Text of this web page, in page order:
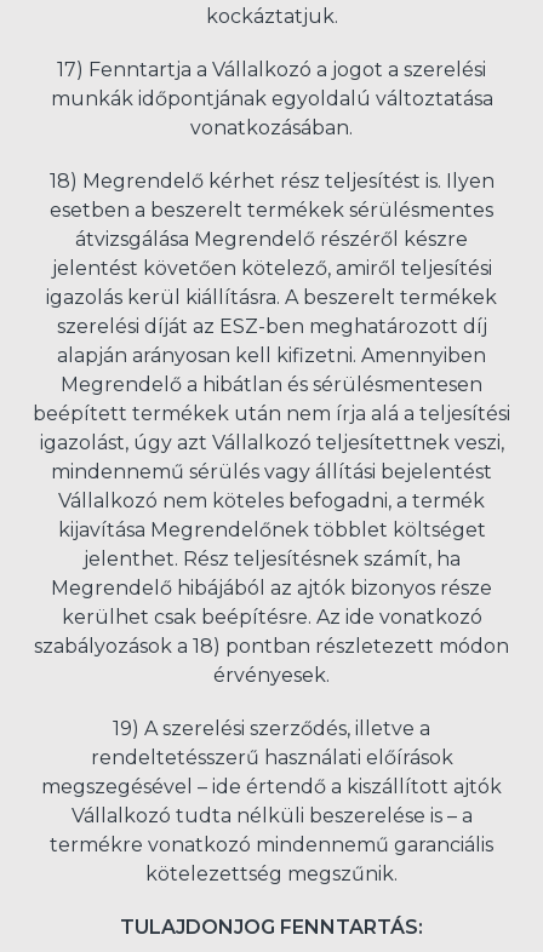
kockáztatjuk.
17) Fenntartja a Vállalkozó a jogot a szerelési
munkák időpontjának egyoldalú változtatása
vonatkozásában.
18) Megrendelő kérhet rész teljesítést is. Ilyen
esetben a beszerelt termékek sérülésmentes
átvizsgálása Megrendelő részéről készre
jelentést követően kötelező, amiről teljesítési
igazolás kerül kiállításra. A beszerelt termékek
szerelési díját az ESZ-ben meghatározott díj
alapján arányosan kell kifizetni. Amennyiben
Megrendelő a hibátlan és sérülésmentesen
beépített termékek után nem írja alá a teljesítési
igazolást, úgy azt Vállalkozó teljesítettnek veszi,
mindennemű sérülés vagy állítási bejelentést
Vállalkozó nem köteles befogadni, a termék
kijavítása Megrendelőnek többlet költséget
jelenthet. Rész teljesítésnek számít, ha
Megrendelő hibájából az ajtók bizonyos része
kerülhet csak beépítésre. Az ide vonatkozó
szabályozások a 18) pontban részletezett módon
érvényesek.
19) A szerelési szerződés, illetve a
rendeltetésszerű használati előírások
megszegésével – ide értendő a kiszállított ajtók
Vállalkozó tudta nélküli beszerelése is – a
termékre vonatkozó mindennemű garanciális
kötelezettség megszűnik.
TULAJDONJOG FENNTARTÁS: